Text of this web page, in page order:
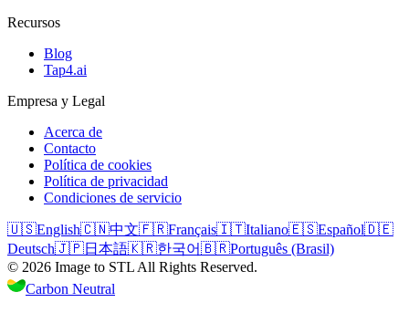
Recursos
Blog
Tap4.ai
Empresa y Legal
Acerca de
Contacto
Política de cookies
Política de privacidad
Condiciones de servicio
🇺🇸English🇨🇳中文🇫🇷Français🇮🇹Italiano🇪🇸Español🇩🇪
Deutsch🇯🇵日本語🇰🇷한국어🇧🇷Português (Brasil)
© 2026 Image to STL All Rights Reserved.
Carbon Neutral